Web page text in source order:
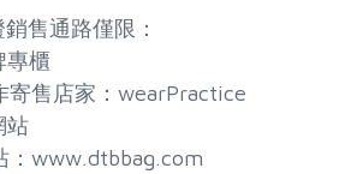
售通路僅限：
專櫃
寄售店家：wearPractice
站
：www.dtbbag.com